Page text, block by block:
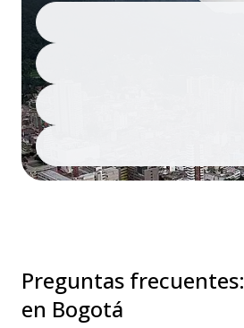
Preguntas frecuentes:
en Bogotá